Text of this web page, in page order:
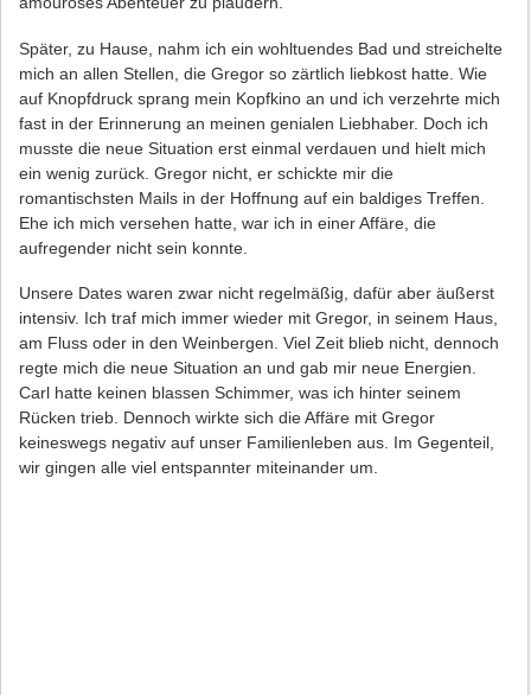
Später, zu Hause, nahm ich ein wohltuendes Bad und streichelte
mich an allen Stellen, die Gregor so zärtlich liebkost hatte. Wie
auf Knopfdruck sprang mein Kopfkino an und ich verzehrte mich
fast in der Erinnerung an meinen genialen Liebhaber. Doch ich
musste die neue Situation erst einmal verdauen und hielt mich
ein wenig zurück. Gregor nicht, er schickte mir die
romantischsten Mails in der Hoffnung auf ein baldiges Treffen.
Ehe ich mich versehen hatte, war ich in einer Affäre, die
aufregender nicht sein konnte.
Unsere Dates waren zwar nicht regelmäßig, dafür aber äußerst
intensiv. Ich traf mich immer wieder mit Gregor, in seinem Haus,
am Fluss oder in den Weinbergen. Viel Zeit blieb nicht, dennoch
regte mich die neue Situation an und gab mir neue Energien.
Carl hatte keinen blassen Schimmer, was ich hinter seinem
Rücken trieb. Dennoch wirkte sich die Affäre mit Gregor
keineswegs negativ auf unser Familienleben aus. Im Gegenteil,
wir gingen alle viel entspannter miteinander um.